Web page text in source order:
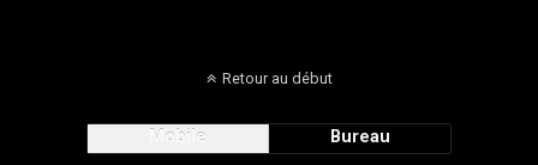
Retour au début
Mobile Bureau